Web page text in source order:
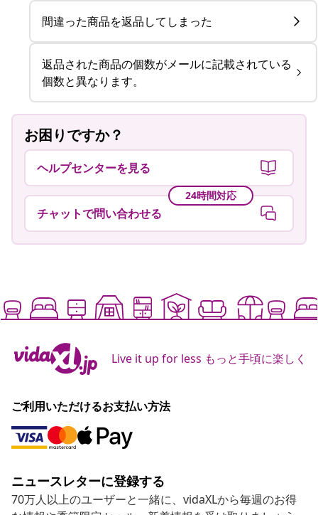
間違った商品を返品してしまった
返品された商品の個数がメールに記載されている
個数と異なります。
お困りですか？
ヘルプセンターを見る
24時間対応
チャットで問い合わせる
Live it up for less もっと手頃に楽しく
ご利用いただけるお支払い方法
ニュースレターに登録する
70万人以上のユーザーと一緒に、vidaXLから毎週のお得